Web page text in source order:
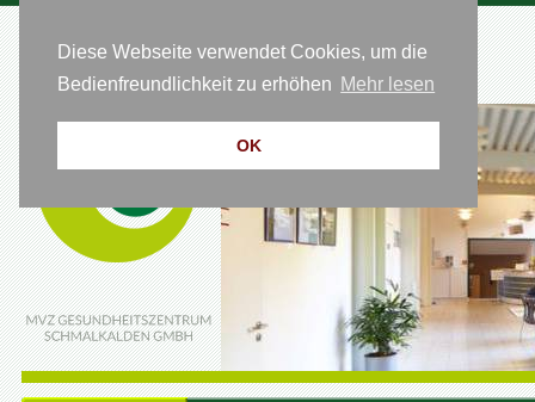
Diese Webseite verwendet Cookies, um die
Bedienfreundlichkeit zu erhöhen Mehr lesen
OK
HOTLINE 0 36 83 - 64 54 50